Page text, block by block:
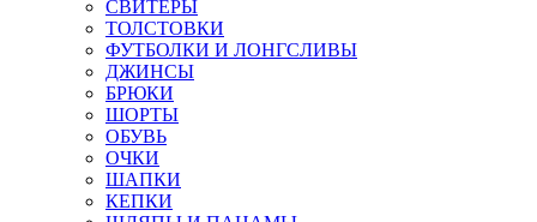
СВИТЕРЫ
ТОЛСТОВКИ
ФУТБОЛКИ И ЛОНГСЛИВЫ
ДЖИНСЫ
БРЮКИ
ШОРТЫ
ОБУВЬ
ОЧКИ
ШАПКИ
КЕПКИ